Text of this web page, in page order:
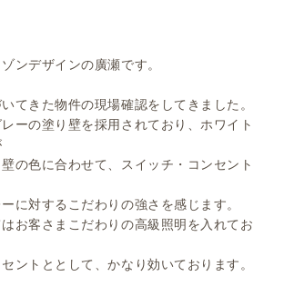
ンデザインの廣瀬です。
てきた物件の現場確認をしてきました。
ーの塗り壁を採用されており、ホワイト
の色に合わせて、スイッチ・コンセント
に対するこだわりの強さを感じます。
お客さまこだわりの高級照明を入れてお
ントととして、かなり効いております。